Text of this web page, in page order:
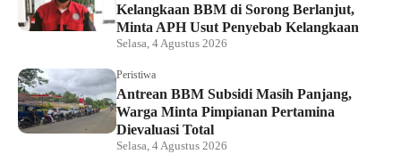
Kelangkaan BBM di Sorong Berlanjut,
Minta APH Usut Penyebab Kelangkaan
Selasa, 4 Agustus 2026
Peristiwa
Antrean BBM Subsidi Masih Panjang,
Warga Minta Pimpianan Pertamina
Dievaluasi Total
Selasa, 4 Agustus 2026